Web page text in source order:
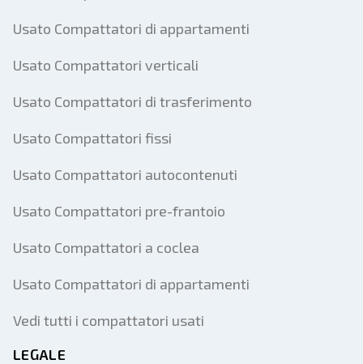
Usato Compattatori di appartamenti
Usato Compattatori verticali
Usato Compattatori di trasferimento
Usato Compattatori fissi
Usato Compattatori autocontenuti
Usato Compattatori pre-frantoio
Usato Compattatori a coclea
Usato Compattatori di appartamenti
Vedi tutti i compattatori usati
LEGALE